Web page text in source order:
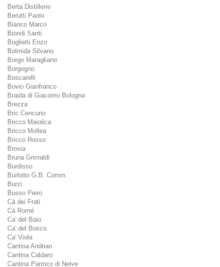
Berta Distillerie
Berutti Paolo
Bianco Marco
Biondi Santi
Boglietti Enzo
Bolmida Silvano
Borgo Maragliano
Borgogno
Boscarelli
Bovio Gianfranco
Braida di Giacomo Bologna
Brezza
Bric Cencurio
Bricco Maiolica
Bricco Mollea
Bricco Rosso
Brovia
Bruna Grimaldi
Burdisso
Burlotto G.B. Comm.
Burzi
Busso Piero
Cà dei Frati
Cà Romé
Ca' del Baio
Ca' del Bosco
Ca' Viola
Cantina Andrian
Cantina Caldaro
Cantina Parroco di Neive